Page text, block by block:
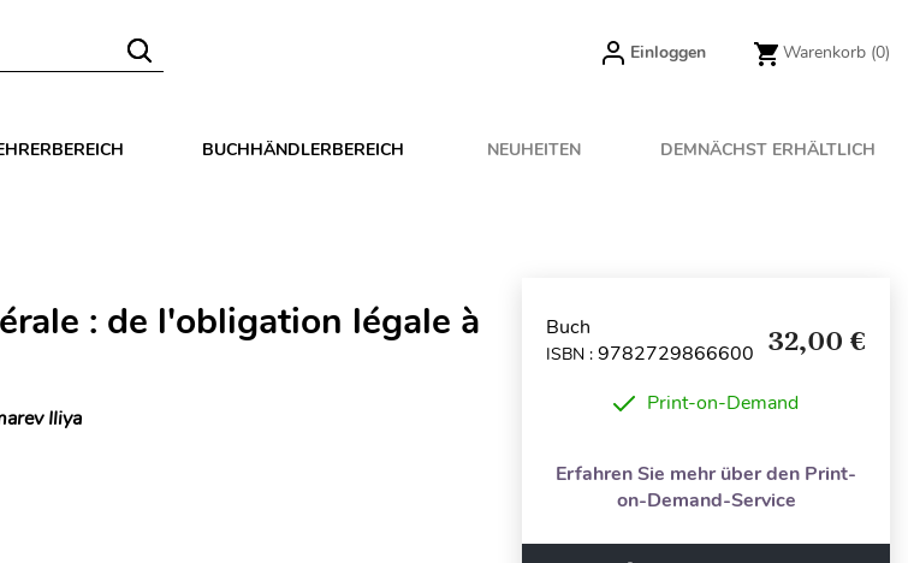
Einloggen Warenkorb (0)
BUCHHÄNDLERBEREICH NEUHEITEN DEMNÄCHST ERHÄLTLICH
: de l'obligation légale à
Iliya
Buch
ISBN : 9782729866600 32,00 €
Print-on-Demand
Erfahren Sie mehr über den Print-
on-Demand-Service